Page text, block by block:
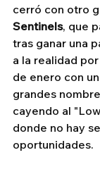
cerró con otro
Sentinels, que
tras ganar una
a la realidad por
de enero con
grandes
cayendo al
donde no hay
oportunidades.